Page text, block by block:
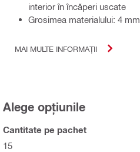
interior în încăperi uscate
Grosimea materialului: 4 mm
MAI MULTE INFORMAȚII
Alege opțiunile
Cantitate pe pachet
15